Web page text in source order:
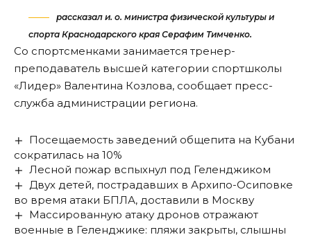
рассказал и. о. министра физической культуры и
спорта Краснодарского края Серафим Тимченко.
Со спортсменками занимается тренер-
преподаватель высшей категории спортшколы
«Лидер» Валентина Козлова, сообщает пресс-
служба администрации региона.
Посещаемость заведений общепита на Кубани
сократилась на 10%
Лесной пожар вспыхнул под Геленджиком
Двух детей, пострадавших в Архипо-Осиповке
во время атаки БПЛА, доставили в Москву
Массированную атаку дронов отражают
военные в Геленджике: пляжи закрыты, слышны